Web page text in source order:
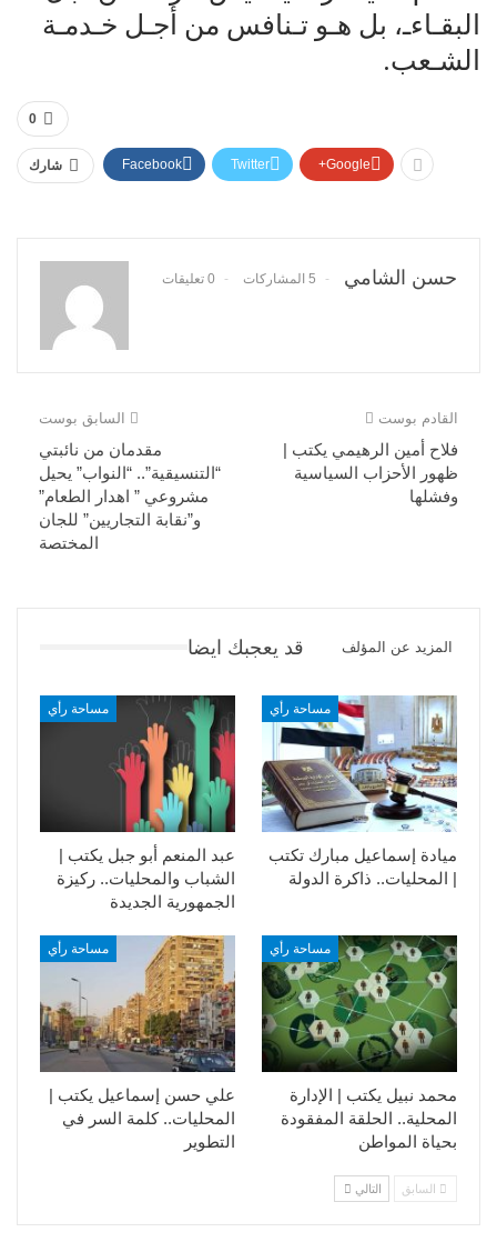
البقـاءـ، بل هـو تـنافس من أجـل خـدمـة
الشـعب.
0
شارك Facebook Twitter Google+
حسن الشامي 5 المشاركات 0 تعليقات
السابق بوست
مقدمان من نائبتي
“التنسيقية”.. “النواب” يحيل
مشروعي ” اهدار الطعام”
و”نقابة التجاريين” للجان
المختصة
القادم بوست
فلاح أمين الرهيمي يكتب |
ظهور الأحزاب السياسية
وفشلها
قد يعجبك ايضا المزيد عن المؤلف
مساحة رأي
عبد المنعم أبو جبل يكتب |
الشباب والمحليات.. ركيزة
الجمهورية الجديدة
مساحة رأي
ميادة إسماعيل مبارك تكتب
| المحليات.. ذاكرة الدولة
مساحة رأي
علي حسن إسماعيل يكتب |
المحليات.. كلمة السر في
التطوير​
مساحة رأي
محمد نبيل يكتب | الإدارة
المحلية.. الحلقة المفقودة
بحياة المواطن
السابق التالي